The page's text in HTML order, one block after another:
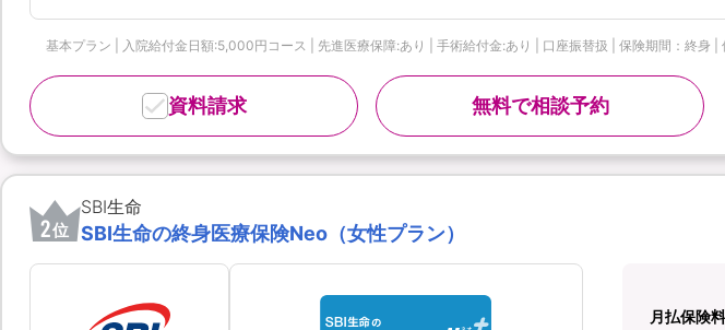
基本プラン | 入院給付金日額:5,000円コース | 先進医療保障:あり | 手術給付金:あり | 口座振替扱 | 保険期間：終身 |
無料で相談予約
資料請求
2位
SBI生命
SBI生命の終身医療保険Neo（女性プラン）
月払保険料